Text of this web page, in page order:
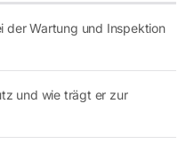
der Wartung und Inspektion
und wie trägt er zur